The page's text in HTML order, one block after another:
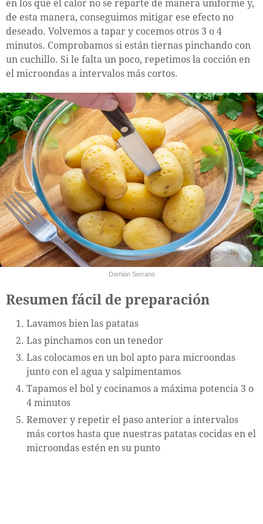
en los que el calor no se reparte de manera uniforme y,
de esta manera, conseguimos mitigar ese efecto no
deseado. Volvemos a tapar y cocemos otros 3 o 4
minutos. Comprobamos si están tiernas pinchando con
un cuchillo. Si le falta un poco, repetimos la cocción en
el microondas a intervalos más cortos.
Damián Serrano
Resumen fácil de preparación
Lavamos bien las patatas
Las pinchamos con un tenedor
Las colocamos en un bol apto para microondas
junto con el agua y salpimentamos
Tapamos el bol y cocinamos a máxima potencia 3 o
4 minutos
Remover y repetir el paso anterior a intervalos
más cortos hasta que nuestras patatas cocidas en el
microondas estén en su punto